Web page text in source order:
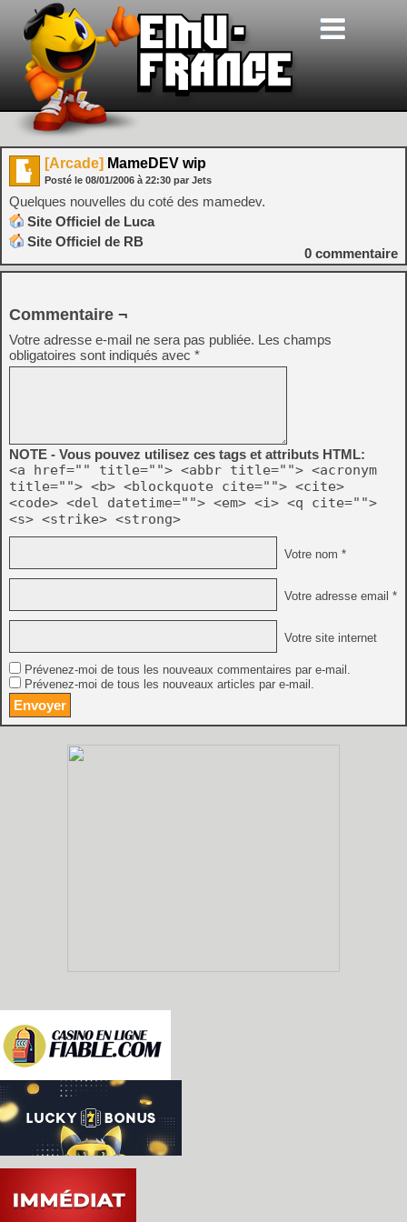
[Arcade] MameDEV wip
Posté le 08/01/2006 à 22:30 par Jets
Quelques nouvelles du coté des mamedev.
Site Officiel de Luca
Site Officiel de RB
0 commentaire
Commentaire ¬
Votre adresse e-mail ne sera pas publiée. Les champs
obligatoires sont indiqués avec *
NOTE - Vous pouvez utilisez ces tags et attributs HTML:
<a href="" title=""> <abbr title=""> <acronym
title=""> <b> <blockquote cite=""> <cite>
<code> <del datetime=""> <em> <i> <q cite="">
<s> <strike> <strong>
Votre nom *
Votre adresse email *
Votre site internet
Prévenez-moi de tous les nouveaux commentaires par e-mail.
Prévenez-moi de tous les nouveaux articles par e-mail.